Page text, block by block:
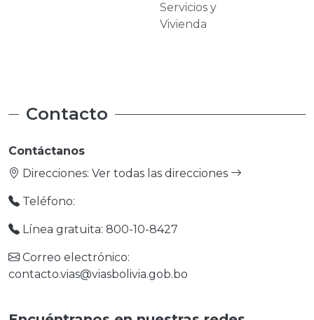
Carreteras
Contacto
Contáctanos
Direcciones: Ver todas las direcciones
Teléfono:
Línea gratuita: 800-10-8427
Correo electrónico:
contacto.vias@viasbolivia.gob.bo